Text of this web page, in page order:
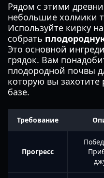
Рядом с этими
небольшие холмики
Используйте кирку
собрать
Это основной
грядок. Вам
плодородной почвы
которую вы захотите
базе.
Требование
Прогресс